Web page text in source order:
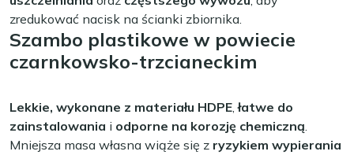
zredukować nacisk na ścianki zbiornika.
Szambo plastikowe w powiecie
czarnkowsko-trzcianeckim
Lekkie, wykonane z materiału HDPE,łatwe do
zainstalowania i odporne na korozję chemiczną.
Mniejsza masa własna wiąże się z ryzykiem wypierania